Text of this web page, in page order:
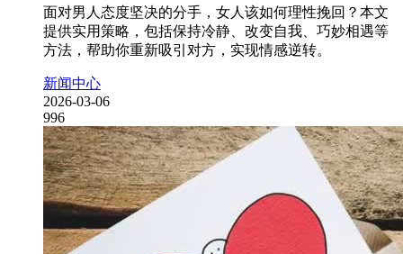
面对男人态度坚决的分手，女人该如何理性挽回？本文
提供实用策略，包括保持冷静、改变自我、巧妙相遇等
方法，帮助你重新吸引对方，实现情感逆转。
新闻中心
2026-03-06
996